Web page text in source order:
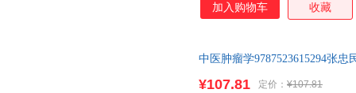
加入购物车 收藏
中医肿瘤学9787523615294张
¥107.81 定价： ¥107.81